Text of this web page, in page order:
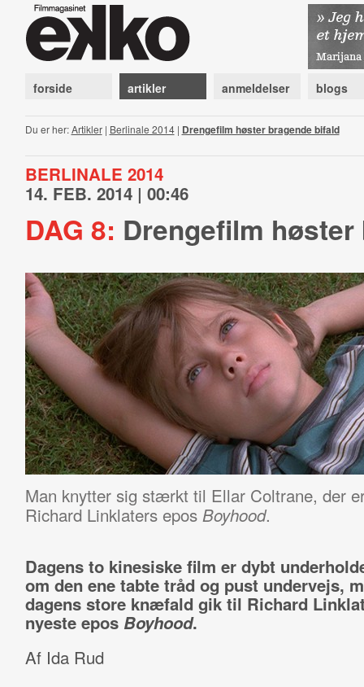
forside artikler anmeldelser blogs
Du er her:Artikler| Berlinale 2014| Drengefilm høster bragende bifald
BERLINALE 2014
14. FEB. 2014 | 00:46
DAG 8: Drengefilm
Man knytter sig stærkt til Ellar Coltrane, der
Richard Linklaters epos Boyhood.
Dagens to kinesiske film er dybt
om den ene tabte tråd og pust undervejs,
dagens store knæfald gik til Richard
nyeste epos Boyhood.
Af Ida Rud